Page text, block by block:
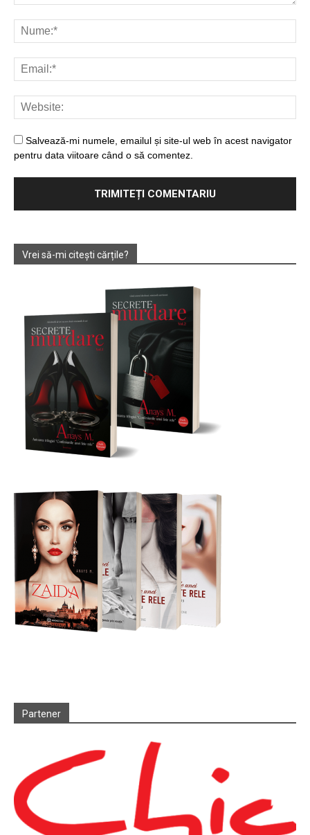
Salvează-mi numele, emailul și site-ul web în acest navigator
pentru data viitoare când o să comentez.
Vrei să-mi citești cărțile?
Partener